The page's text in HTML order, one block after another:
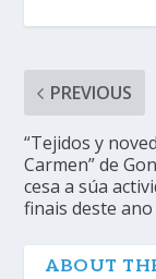
PREVIOUS
“Tejidos y
Carmen” de
cesa a súa
finais deste ano
ABOUT